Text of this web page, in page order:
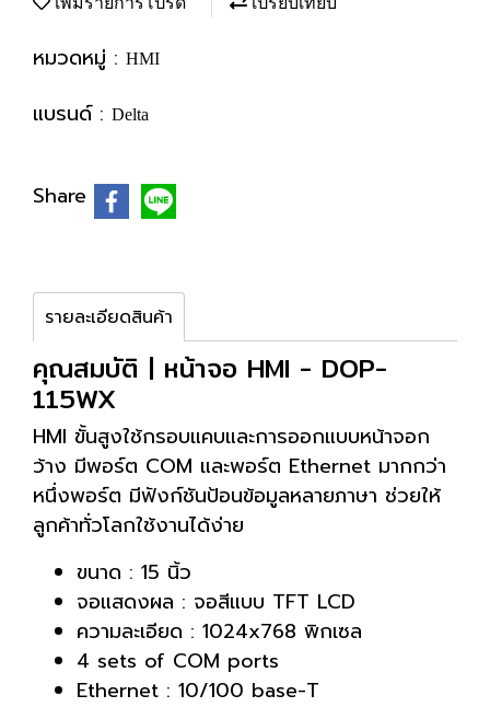
หมวดหมู่ : HMI
แบรนด์ : Delta
Share
รายละเอียดสินค้า
คุณสมบัติ | หน้าจอ HMI - DOP-
115WX
HMI ขั้นสูงใช้กรอบแคบและการออกแบบหน้าจอก
ว้าง มีพอร์ต COM และพอร์ต Ethernet มากกว่า
หนึ่งพอร์ต มีฟังก์ชันป้อนข้อมูลหลายภาษา ช่วยให้
ลูกค้าทั่วโลกใช้งานได้ง่าย
ขนาด : 15 นิ้ว
จอแสดงผล : จอสีแบบ TFT LCD
ความละเอียด : 1024x768 พิกเซล
4 sets of COM ports
Ethernet : 10/100 base-T